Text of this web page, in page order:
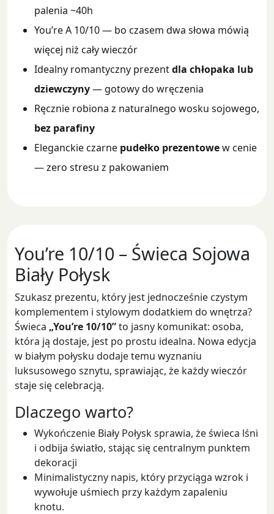
palenia ~40h
You’re A 10/10 — bo czasem dwa słowa mówią
więcej niż cały wieczór
Idealny romantyczny prezentdla chłopaka lub
dziewczyny— gotowy do wręczenia
Ręcznie robiona z naturalnego wosku sojowego,
bez parafiny
Eleganckie czarne pudełko prezentowew cenie
— zero stresu z pakowaniem
You’re 10/10 – Świeca Sojowa
Biały Połysk
Szukasz prezentu, który jest jednocześnie czystym
komplementem i stylowym dodatkiem do wnętrza?
Świeca „You’re 10/10”to jasny komunikat: osoba,
która ją dostaje, jest po prostu idealna. Nowa edycja
w białym połysku dodaje temu wyznaniu
luksusowego sznytu, sprawiając, że każdy wieczór
staje się celebracją.
Dlaczego warto?
Wykończenie Biały Połysk sprawia, że świeca lśni
i odbija światło, stając się centralnym punktem
dekoracji
Minimalistyczny napis, który przyciąga wzrok i
wywołuje uśmiech przy każdym zapaleniu
knotu.